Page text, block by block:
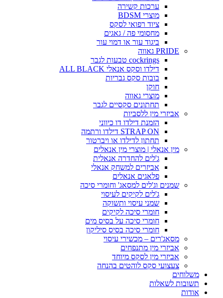
ערכות קשירה
מוצרי BDSM
ציוד רפואי לסקס
מחסומי פה / גאגים
ביגוד עור או דמוי עור
PRIDE גאווה
cockrings טבעות לגבר
דילדו וסקס אנאלי ALL BLACK
בובות סקס גבריות
חוקן
מוצרי גאווה
תחתונים סקסיים לגבר
אביזרי מין ללסביות
הזמנת דילדו דו כיווני
STRAP ON דילדו ורתמה
תחתון לדילדו או ויברטור
מין אנאלי | מוצרי מין אנאלים
ג'לים להחדרה אנאלית
אביזרים למשחק אנאלי
פלאגים אנאלים
שמנים וג'לים למסאג' וחומרי סיכה
ג'לים לקיקים לעיסוי
שמני עיסוי ותשוקה
חומרי סיכה לקיקים
חומרי סיכה על בסיס מים
חומרי סיכה בסיס סיליקון
מסאג'רים – מכשירי עיסוי
אביזרי מין מתנפחים
אביזרי מין לסקס מיוחד
צעצועי סקס לוהטים בהנחה
משלוחים
תשובות לשאלות
אודות